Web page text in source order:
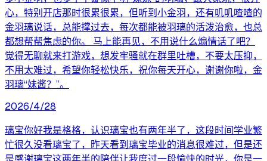
心，特别开店那时很累很累，但听到小金羽，还有叽叽喳喳的
金羽璃说话，总能撑过去，每次都能被羽璃的活泼治愈，也总
都想帮帮焦虑的你。 马上能再见，不用说什么煽情话了吧？
觉得无聊就来打游戏，想发牢骚就在群里吐槽，不要太压抑，
不用太难过，希望你轻松快乐，祝你每天开心，谢谢你啦，金
羽璃“妹酱？”。
2026/4/28
璃宝你好我是格格，认识璃宝也有两年半了，这段时间学业繁
忙很久没看璃宝了，昨天看到璃宝毕业的消息很难过，但是还